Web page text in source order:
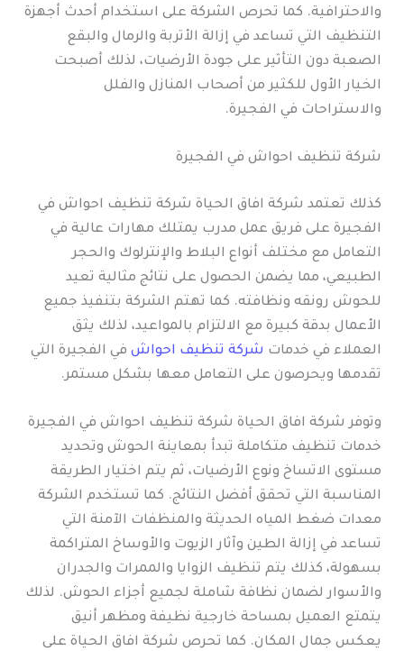
والاحترافية. كما تحرص الشركة على استخدام أحدث أجهزة
التنظيف التي تساعد في إزالة الأتربة والرمال والبقع
الصعبة دون التأثير على جودة الأرضيات، لذلك أصبحت
الخيار الأول للكثير من أصحاب المنازل والفلل
والاستراحات في الفجيرة.
شركة تنظيف احواش في الفجيرة
كذلك تعتمد شركة افاق الحياة شركة تنظيف احواش في
الفجيرة على فريق عمل مدرب يمتلك مهارات عالية في
التعامل مع مختلف أنواع البلاط والإنترلوك والحجر
الطبيعي، مما يضمن الحصول على نتائج مثالية تعيد
للحوش رونقه ونظافته. كما تهتم الشركة بتنفيذ جميع
الأعمال بدقة كبيرة مع الالتزام بالمواعيد، لذلك يثق
العملاء في خدمات شركة تنظيف احواش في الفجيرة التي
تقدمها ويحرصون على التعامل معها بشكل مستمر.
وتوفر شركة افاق الحياة شركة تنظيف احواش في الفجيرة
خدمات تنظيف متكاملة تبدأ بمعاينة الحوش وتحديد
مستوى الاتساخ ونوع الأرضيات، ثم يتم اختيار الطريقة
المناسبة التي تحقق أفضل النتائج. كما تستخدم الشركة
معدات ضغط المياه الحديثة والمنظفات الآمنة التي
تساعد في إزالة الطين وآثار الزيوت والأوساخ المتراكمة
بسهولة، كذلك يتم تنظيف الزوايا والممرات والجدران
والأسوار لضمان نظافة شاملة لجميع أجزاء الحوش. لذلك
يتمتع العميل بمساحة خارجية نظيفة ومظهر أنيق
يعكس جمال المكان. كما تحرص شركة افاق الحياة على